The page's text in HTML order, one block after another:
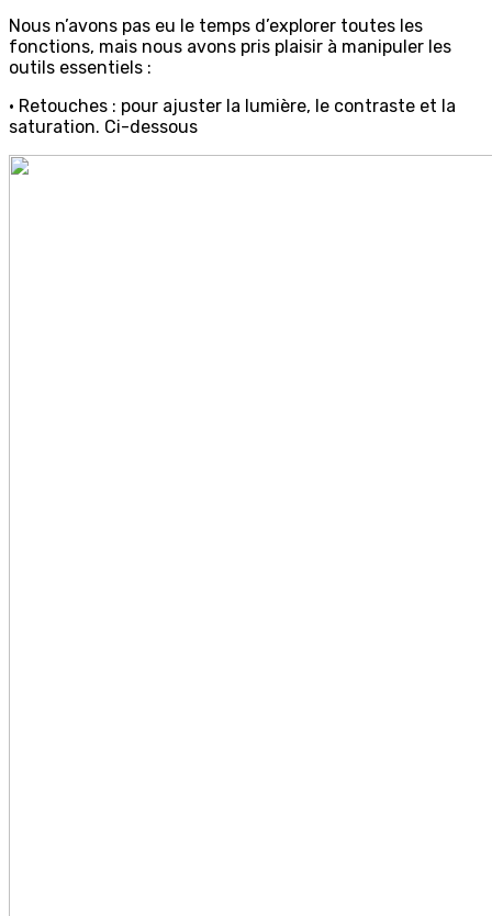
Nous n’avons pas eu le temps d’explorer toutes les
fonctions, mais nous avons pris plaisir à manipuler les
outils essentiels :
• Retouches : pour ajuster la lumière, le contraste et la
saturation. Ci-dessous